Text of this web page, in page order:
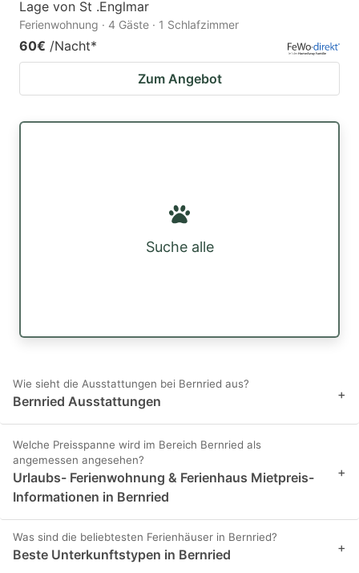
Lage von St .Englmar
Ferienwohnung · 4 Gäste · 1 Schlafzimmer
60€ /Nacht*
Zum Angebot
Suche alle
Wie sieht die Ausstattungen bei Bernried aus?
Bernried Ausstattungen +
Welche Preisspanne wird im Bereich Bernried als
angemessen angesehen?
Urlaubs- Ferienwohnung & Ferienhaus Mietpreis-
Informationen in Bernried
+
Was sind die beliebtesten Ferienhäuser in Bernried?
Beste Unterkunftstypen in Bernried +